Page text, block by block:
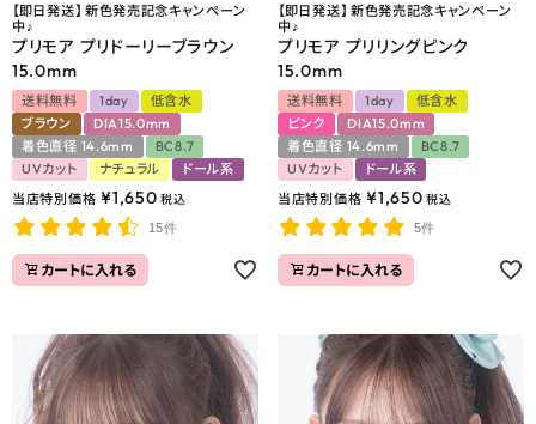
【即日発送】 新色発売記念キャンペーン
中♪
プリモア プリドーリーブラウン
15.0mm
送料無料 1day
低含水
ブラウン
DIA15.0mm
着色直径 14.6mm
BC8.7
UVカット
ナチュラル
ドール系
当店特別価格 ¥1,650 税込
15件
カートに入れる
【即日発送】 新色発売記念キャンペーン
中♪
プリモア プリリングピンク
15.0mm
送料無料 1day
低含水
ピンク
DIA15.0mm
着色直径 14.6mm
BC8.7
UVカット
ドール系
当店特別価格 ¥1,650 税込
5件
カートに入れる